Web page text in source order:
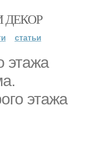
ДЕКОР
статьи
этажа
этажа